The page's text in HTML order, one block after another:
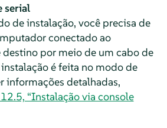
serial
de instalação, você precisa de
conectado ao
por meio de um cabo de
instalação é feita no modo de
informações detalhadas,
“Instalação via console